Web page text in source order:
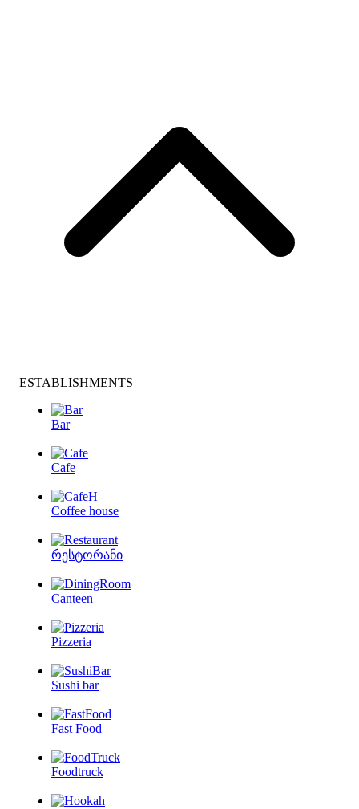
ESTABLISHMENTS
Bar
Cafe
Coffee house
რესტორანი
Canteen
Pizzeria
Sushi bar
Fast Food
Foodtruck